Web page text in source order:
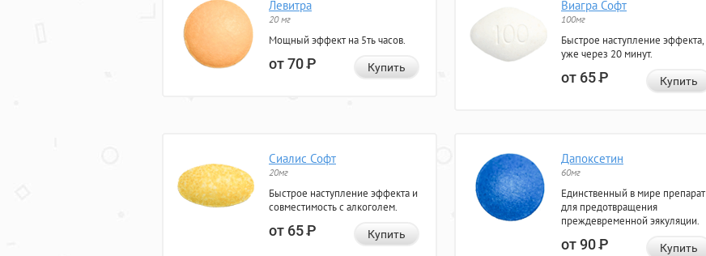
Левитра
20 мг
Мощный эффект на 5ть часов.
от 70Р Купить
Виагра Софт
100мг
Быстрое наступление эффекта,
уже через 20 минут.
от 65Р Купить
Сиалис Софт
20мг
Быстрое наступление эффекта и
совместимость с алкоголем.
от 65Р Купить
Дапоксетин
60мг
Единственный в мире препарат
для предотвращения
преждевременной эякуляции.
от 90Р Купить